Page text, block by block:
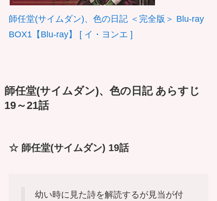
師任堂(サイムダン)、色の日記 ＜完全版＞ Blu-ray
BOX1【Blu-ray】 [ イ・ヨンエ ]
師任堂(サイムダン)、色の日記 あらすじ
19～21話
☆ 師任堂(サイムダン) 19話
幼い時に見た詩を解読するが見当が付